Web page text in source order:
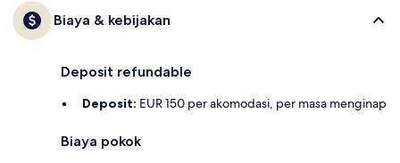
Biaya & kebijakan
Deposit refundable
Deposit: EUR 150 per akomodasi, per masa menginap
Biaya pokok